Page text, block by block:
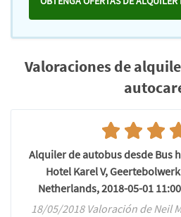
Valoraciones de
Alquiler de autobus desde Bus
Hotel Karel V,
Netherlands, 2018-05-01
18/05/2018 Valoración de Neil